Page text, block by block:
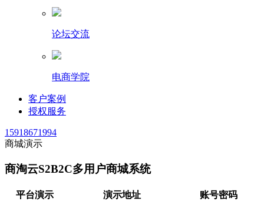
论坛交流
电商学院
客户案例
授权服务
15918671994
商城演示
商淘云S2B2C多用户商城系统
平台演示 演示地址
账号密码